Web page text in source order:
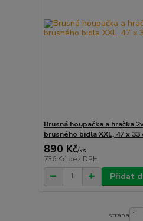
Brusná houpačka a hračka
brusného bidla XXL, 47 x 33
890 Kč/ks
736 Kč bez DPH
Přidat
strana